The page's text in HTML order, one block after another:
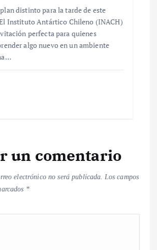
distinto para la tarde de este
Instituto Antártico Chileno (INACH)
perfecta para quienes
algo nuevo en un ambiente
un comentario
electrónico no será publicada. Los campos
*